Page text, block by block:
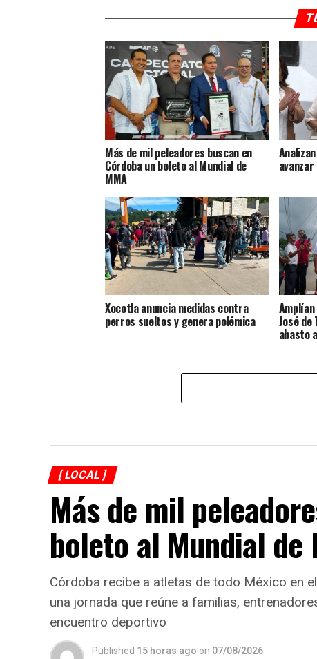
Más de mil peleadores buscan en
Córdoba un boleto al Mundial de
MMA
Xocotla anuncia medidas contra
perros sueltos y genera polémica José de
abasto
[ LOCAL ]
Más de mil
boleto al Mundial de
Córdoba recibe a atletas de todo México en
una jornada que reúne a familias,
encuentro deportivo
Published 15 horas ago on 07/08/2026